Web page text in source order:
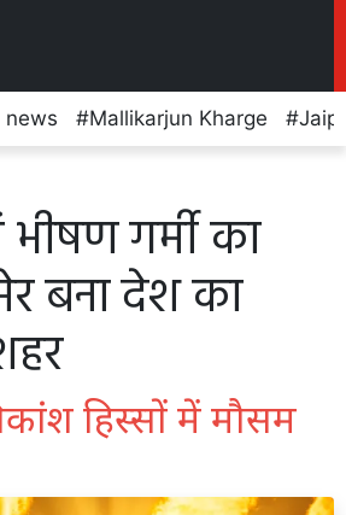
news Mallikarjun Kharge
गर्मी का
बना देश का
हिस्सों में मौसम